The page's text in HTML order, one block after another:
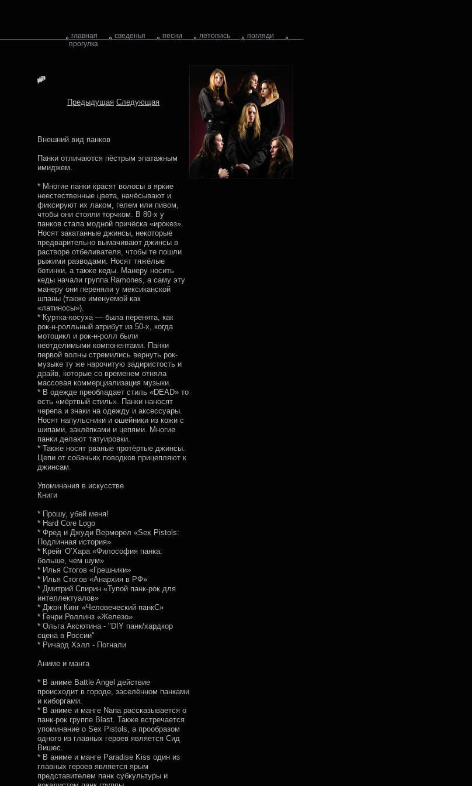
главная сведенья песни летопись
погляди
прогулка
Предыдущая Следующая
Внешний вид панков
Панки отличаются пёстрым эпатажным
имиджем.
* Многие панки красят волосы в яркие
неестественные цвета, начёсывают и
фиксируют их лаком, гелем или пивом,
чтобы они стояли торчком. В 80-х у
панков стала модной причёска «ирокез».
Носят закатанные джинсы, некоторые
предварительно вымачивают джинсы в
растворе отбеливателя, чтобы те пошли
рыжими разводами. Носят тяжёлые
ботинки, а также кеды. Манеру носить
кеды начали группа Ramones, а саму эту
манеру они переняли у мексиканской
шпаны (также именуемой как
«латиносы»).
* Куртка-косуха — была перенята, как
рок-н-ролльный атрибут из 50-х, когда
мотоцикл и рок-н-ролл были
неотделимыми компонентами. Панки
первой волны стремились вернуть рок-
музыке ту же нарочитую задиристость и
драйв, которые со временем отняла
массовая коммерциализация музыки.
* В одежде преобладает стиль «DEAD» то
есть «мёртвый стиль». Панки наносят
черепа и знаки на одежду и аксессуары.
Носят напульсники и ошейники из кожи с
шипами, заклёпками и цепями. Многие
панки делают татуировки.
* Также носят рваные протёртые джинсы.
Цепи от собачьих поводков прицепляют к
джинсам.
Упоминания в искусстве
Книги
* Прошу, убей меня!
* Hard Core Logo
* Фред и Джуди Верморел «Sex Pistols:
Подлинная история»
* Крейг О’Хара «Философия панка:
больше, чем шум»
* Илья Стогов «Грешники»
* Илья Стогов «Анархия в РФ»
* Дмитрий Спирин «Тупой панк-рок для
интеллектуалов»
* Джон Кинг «Человеческий панкС»
* Генри Роллинз «Железо»
* Ольга Аксютина - "DIY панк/хардкор
сцена в России"
* Ричард Хэлл - Погнали
Аниме и манга
* В аниме Battle Angel действие
происходит в городе, заселённом панками
и киборгами.
* В аниме и манге Nana рассказывается о
панк-рок группе Blast. Также встречается
упоминание о Sex Pistols, а прообразом
одного из главных героев является Сид
Вишес.
* В аниме и манге Paradise Kiss один из
главных героев является ярым
представителем панк субкультуры и